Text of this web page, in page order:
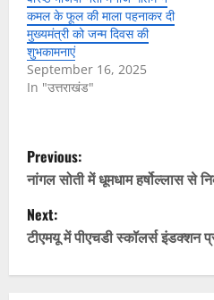
कमल के फूल की माला पहनाकर दी
मुख्यमंत्री को जन्म दिवस की
शुभकामनाएं
September 16, 2025
In "उत्तराखंड"
P
o
s
Previous:
नांगल सोती में धूमधाम हर्षोल्लास से
Next:
टीएमयू में पीएचडी स्कॉलर्स इंडक्शन